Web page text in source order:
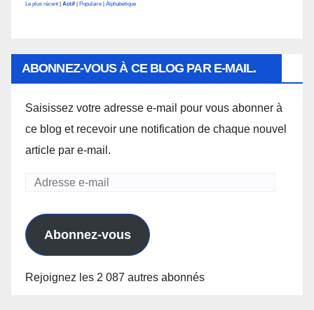
Le plus récent Actif Populaire Alphabétique
ABONNEZ-VOUS À CE BLOG PAR E-MAIL.
Saisissez votre adresse e-mail pour vous abonner à
ce blog et recevoir une notification de chaque nouvel
article par e-mail.
Adresse
mail
Abonnez-vous
Rejoignez les 2 087 autres abonnés